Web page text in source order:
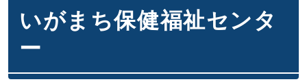
いがまち保健福祉センタ
ー